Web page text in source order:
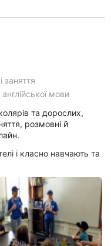
заняття
мови
та дорослих,
розмовні й
і класно навчають та